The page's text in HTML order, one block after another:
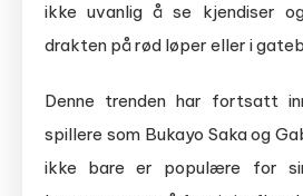
ikke uvanlig å se kjendiser
drakten på rød løper eller i
Denne trenden har fortsatt
spillere som Bukayo Saka og
ikke bare er populære for